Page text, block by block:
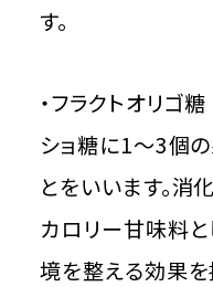
す。
・フラクトオリゴ糖
ショ糖に1～3個
とをいいます。消
カロリー甘味料と
境を整える効果を